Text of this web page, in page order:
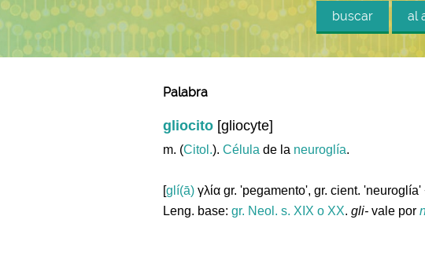
buscar al
Palabra
gliocito [gliocyte]
m. (Citol.). Célula de la neuroglía.
[glí(ā) γλία gr. 'pegamento', gr. cient. 'neuroglía'
Leng. base: gr. Neol. s. XIX o XX. gli- vale por